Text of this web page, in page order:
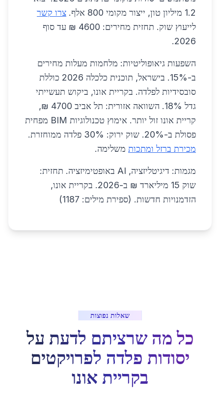
1.2 מיליון טון, ייצור מקומי 800 אלף.
צרו קשר
לייעוץ שוק. תחזית מחירים: 4600 ₪ עד סוף
2026.
השפעות גיאופוליטיות: מלחמות מעלות מחירים
ב-15%. בישראל, תוכנית כלכלה 2026 כוללת
סובסידיות לפלדה. בקריית אונו, ביקוש תעשייתי
גדל 18%. השוואה אזורית: תל אביב 4700 ₪,
קריית אונו זול יותר. אימוץ טכנולוגיות BIM מפחית
פסולת ב-20%. שוק ירוק: 30% פלדה ממוחזרת.
מכירת ברזל ומתכות משלימה.
מגמות: דיגיטליזציה, AI באופטימיזציה. תחזית:
שוק 15 מיליארד ₪ ב-2026. בקריית אונו,
הזדמנויות חדשות. (ספירת מילים: 1187)
שאלות נפוצות
כל מה שרציתם לדעת על
יסודות פלדה לפרויקטים
בקריית אונו